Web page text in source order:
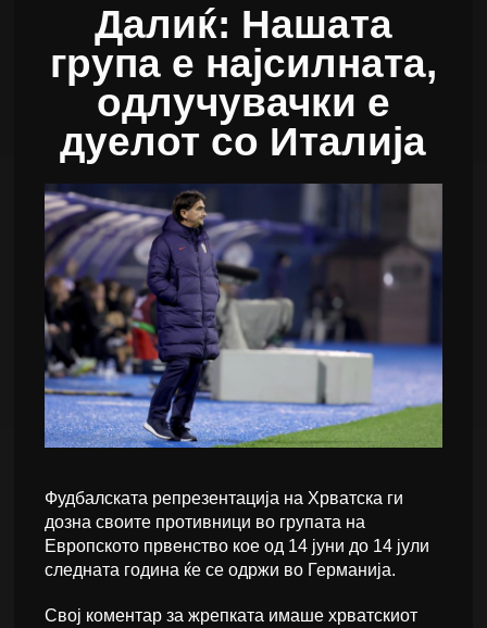
Далиќ: Нашата
група е најсилната,
одлучувачки е
дуелот со Италија
Фудбалската репрезентација на Хрватска ги
дозна своите противници во групата на
Европското првенство кое од 14 јуни до 14 јули
следната година ќе се одржи во Германија.
Свој коментар за жрепката имаше хрватскиот